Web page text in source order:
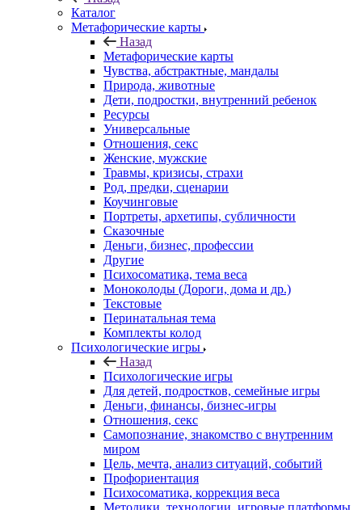
Каталог
Mетафорические карты
Назад
Mетафорические карты
Чувства, абстрактные, мандалы
Природа, животные
Дети, подростки, внутренний ребенок
Ресурсы
Универсальные
Отношения, секс
Женские, мужские
Травмы, кризисы, страхи
Род, предки, сценарии
Коучинговые
Портреты, архетипы, субличности
Сказочные
Деньги, бизнес, профессии
Другие
Психосоматика, тема веса
Моноколоды (Дороги, дома и др.)
Текстовые
Перинатальная тема
Комплекты колод
Психологические игры
Назад
Психологические игры
Для детей, подростков, семейные игры
Деньги, финансы, бизнес-игры
Отношения, секс
Самопознание, знакомство с внутренним
миром
Цель, мечта, анализ ситуаций, событий
Профориентация
Психосоматика, коррекция веса
Методики, технологии, игровые платформы